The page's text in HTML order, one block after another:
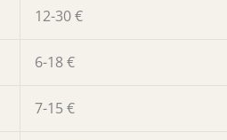
12-30 €
6-18 €
7-15 €